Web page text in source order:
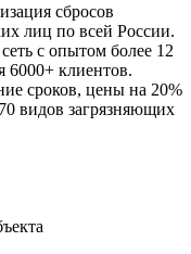
сбросов
лиц по всей России.
с опытом более 12
6000+ клиентов.
сроков, цены на 20%
видов загрязняющих